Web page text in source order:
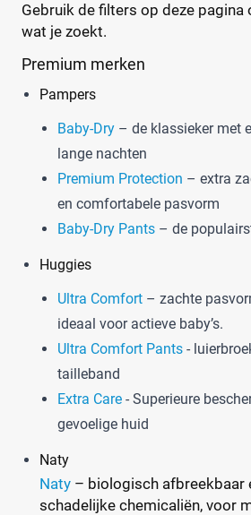
Gebruik de filters op deze pagina
wat je zoekt.
Premium merken
Pampers
Baby-Dry – de klassieker met
lange nachten
Premium Protection – extra
en comfortabele pasvorm
Baby-Dry Pants – de
Huggies
Ultra Comfort – zachte
ideaal voor actieve baby’s.
Ultra Comfort Pants -
tailleband
Extra Care - Superieure
gevoelige huid
Naty
Naty – biologisch afbreekbaar
schadelijke chemicaliën, voor